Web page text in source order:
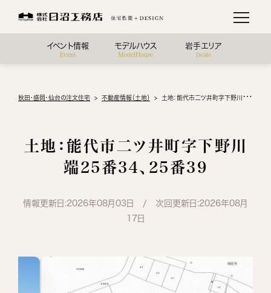
イベント情報
Event
モデルハウス
ModelHouse
岩手エリア
Iwate
秋田・盛岡・仙台の注文住宅 不動産情報（土地） 土地：能代市二ツ井町字下野川端25番34、25番39
土地：能代市二ツ井町字下野川
端25番34、25番39
情報更新日:2026年08月03日 / 次回更新日:2026年08月
17日